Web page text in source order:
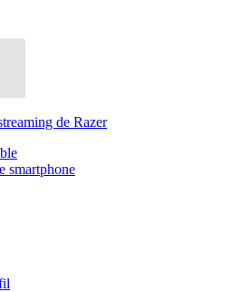
de Razer
smartphone